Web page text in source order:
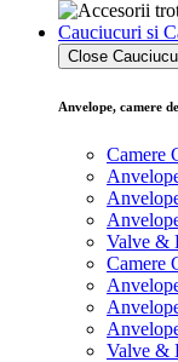
Cauciucuri si
Close
Anvelope, camere
Camere
Valve &
Camere
Valve &